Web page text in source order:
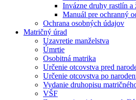
Invázne druhy rastlín
Manuál pre ochranný
Ochrana osobných údajov
Matričný úrad
Uzavretie manželstva
Úmrtie
Osobitná matrika
Určenie otcovstva pred
Určenie otcovstva po
Vydanie druhopisu
VŠF